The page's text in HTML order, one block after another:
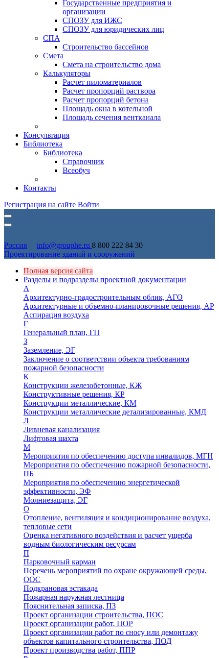
Государственные предприятия и
организации
СПОЗУ для ИЖС
СПОЗУ для юридических лиц
СПА
Строительство бассейнов
Смета
Смета на строительство дома
Калькуляторы
Расчет пиломатериалов
Расчет пропорций раствора
Расчет пропорций бетона
Площадь окна в котельной
Площадь сечения вентканала
Консультация
Библиотека
Библиотека
Справочник
Всеобуч
Контакты
Регистрация на сайте Войти
Россия info@grouphe.ru 8 800 222 84 30
Проектирование зданий и сооружений
Полная версия сайта
Разделы и подразделы проектной документации
А
Архитектурно-градостроительным облик, АГО
Архитектурные и объемно-планировочные решения, АР
Аспирация воздуха
Г
Генеральный план, ГП
З
Заземление, ЭГ
Заключение о соответствии объекта требованиям
пожарной безопасности
К
Конструкции железобетонные, КЖ
Конструктивные решения, КР
Конструкции металлические, КМ
Конструкции металлические детализированные, КМД
Л
Ливневая канализация
Лифтовая шахта
М
Мероприятия по обеспечению доступа инвалидов, МГН
Мероприятия по обеспечению пожарной безопасности,
ПБ
Мероприятия по обеспечению энергетической
эффективности, ЭФ
Молниезащита, ЭГ
О
Отопление, вентиляция и кондиционирование воздуха,
тепловые сети
Оценка негативного воздействия и расчет ущерба
водным биологическим ресурсам
П
Парковочный карман
Перечень мероприятий по охране окружающей среды,
ООС
Подкрановая эстакада
Пожарная наружная лестница
Пояснительная записка, ПЗ
Проект организации строительства, ПОС
Проект организации работ, ПОР
Проект организации работ по сносу или демонтажу
объектов капитального строительства, ПОД
Проект производства работ, ППР